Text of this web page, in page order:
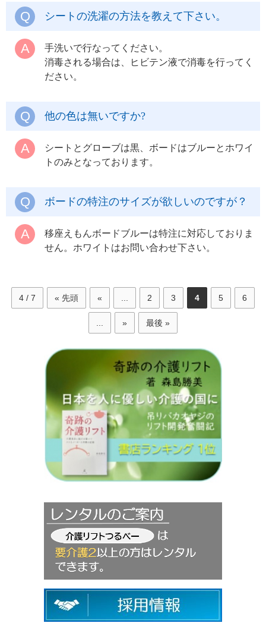
シートの洗濯の方法を教えて下さい。
手洗いで行なってください。
消毒される場合は、ヒビテン液で消毒を行ってく
ださい。
他の色は無いですか?
シートとグローブは黒、ボードはブルーとホワイ
トのみとなっております。
ボードの特注のサイズが欲しいのですが？
移座えもんボードブルーは特注に対応しておりま
せん。ホワイトはお問い合わせ下さい。
4 / 7 « 先頭 « 2 3 4 5 6
» 最後 »